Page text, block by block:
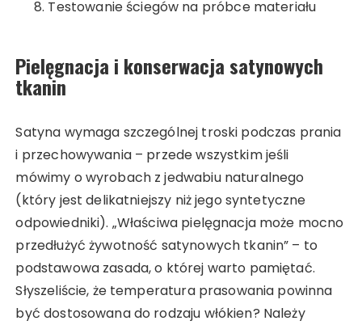
Testowanie ściegów na próbce materiału
Pielęgnacja i konserwacja satynowych
tkanin
Satyna wymaga szczególnej troski podczas prania
i przechowywania – przede wszystkim jeśli
mówimy o wyrobach z jedwabiu naturalnego
(który jest delikatniejszy niż jego syntetyczne
odpowiedniki). „Właściwa pielęgnacja może mocno
przedłużyć żywotność satynowych tkanin” – to
podstawowa zasada, o której warto pamiętać.
Słyszeliście, że temperatura prasowania powinna
być dostosowana do rodzaju włókien? Należy